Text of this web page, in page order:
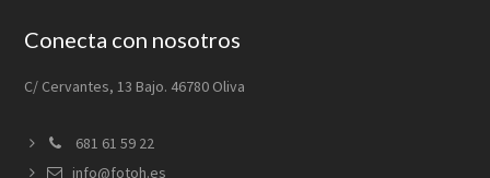
Conecta con nosotros
C/ Cervantes, 13 Bajo. 46780 Oliva
681 61 59 22
info@fotoh.es